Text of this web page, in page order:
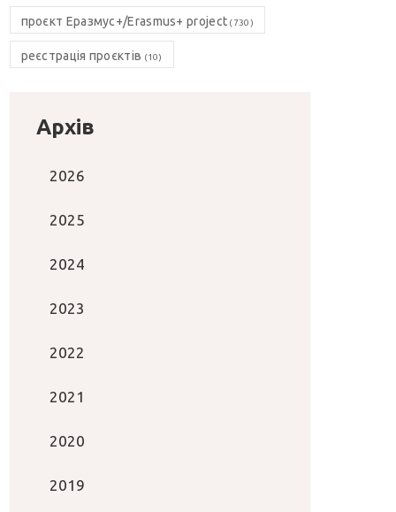
проєкт Еразмус+/Erasmus+ project (730)
реєстрація проєктів (10)
Архів
2026
2025
2024
2023
2022
2021
2020
2019